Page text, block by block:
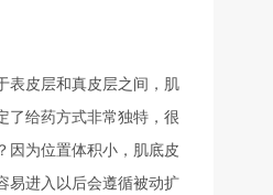
表皮层和真皮层之间，肌
了给药方式非常独特，很
因为位置体积小，肌底皮
易进入以后会遵循被动扩